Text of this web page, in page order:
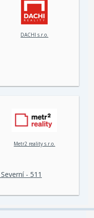
DACHI s.r.o.
Metr2 reality s.r.o.
- 511